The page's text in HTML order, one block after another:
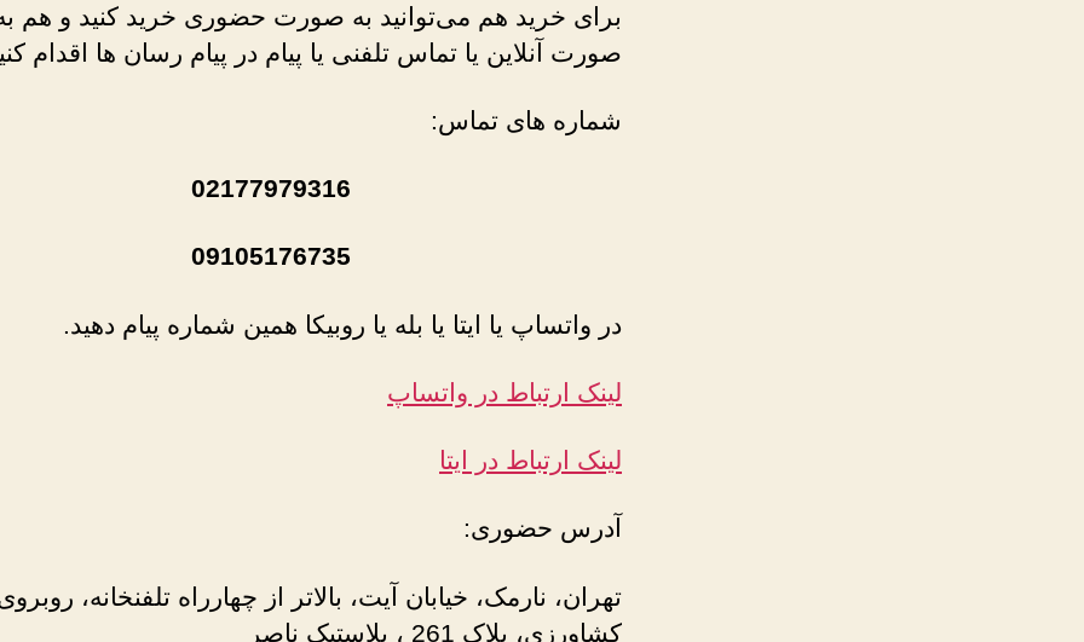
برای خرید هم می‌توانید به صورت حضوری خرید کنید و هم
صورت آنلاین یا تماس تلفنی یا پیام در پیام رسان ها اقدام
شماره های تماس:
02177979316
09105176735
در واتساپ یا ایتا یا بله یا روبیکا همین شماره پیام دهید.
لینک ارتباط در واتساپ
لینک ارتباط در ایتا
آدرس حضوری:
تهران، نارمک، خیابان آیت، بالاتر از چهارراه تلفنخانه،
کشاورزی، پلاک 261 ، پلاستیک ناصر